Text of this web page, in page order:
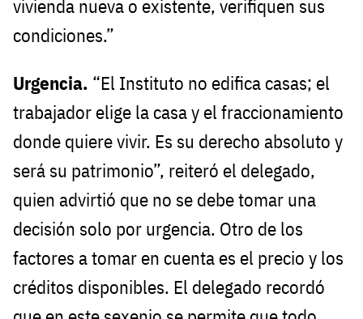
vivienda nueva o existente, verifiquen sus
condiciones.”
Urgencia. “El Instituto no edifica casas; el
trabajador elige la casa y el fraccionamiento
donde quiere vivir. Es su derecho absoluto y
será su patrimonio”, reiteró el delegado,
quien advirtió que no se debe tomar una
decisión solo por urgencia. Otro de los
factores a tomar en cuenta es el precio y los
créditos disponibles. El delegado recordó